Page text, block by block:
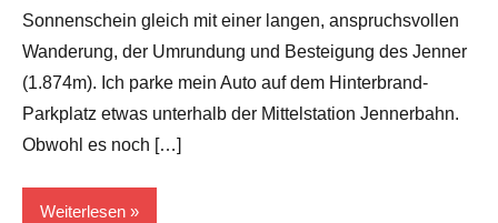
Sonnenschein gleich mit einer langen, anspruchsvollen
Wanderung, der Umrundung und Besteigung des Jenner
(1.874m). Ich parke mein Auto auf dem Hinterbrand-
Parkplatz etwas unterhalb der Mittelstation Jennerbahn.
Obwohl es noch […]
Weiterlesen